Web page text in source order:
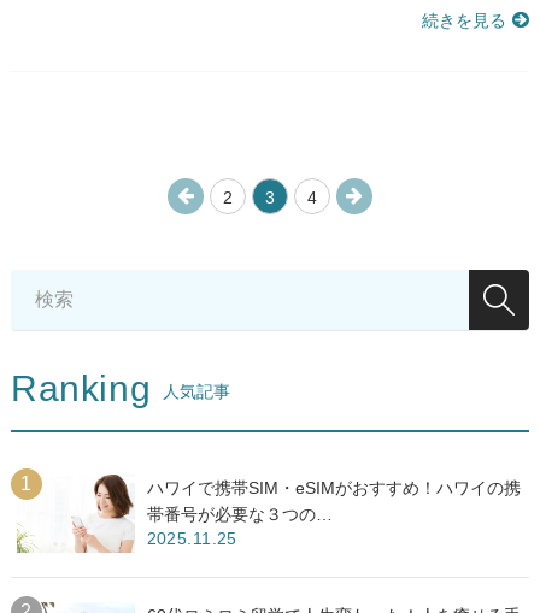
続きを見る
2 3 4
Ranking 人気記事
ハワイで携帯SIM・eSIMがおすすめ！ハワイの携
帯番号が必要な３つの…
2025.11.25